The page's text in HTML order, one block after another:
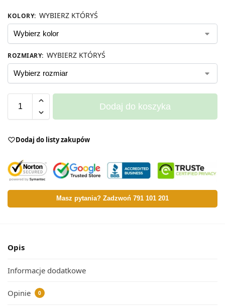
KOLORY: WYBIERZ KTÓRYŚ
ROZMIARY: WYBIERZ KTÓRYŚ
Dodaj do koszyka
Dodaj do listy zakupów
Masz pytania? Zadzwoń 791 101 201
Opis
Informacje dodatkowe
Opinie 0